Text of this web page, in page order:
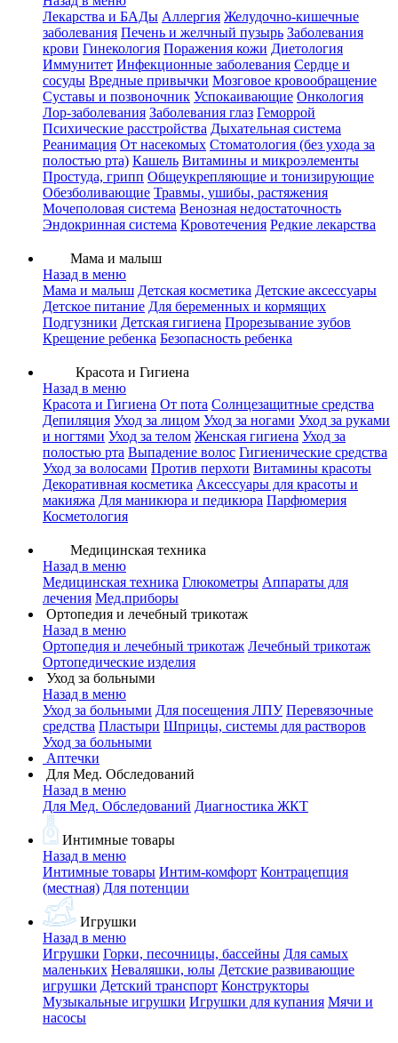
Лекарства и БАДы Аллергия Желудочно-кишечные
заболевания Печень и желчный пузырь Заболевания
крови Гинекология Поражения кожи Диетология
Иммунитет Инфекционные заболевания Сердце и
сосуды Вредные привычки Мозговое кровообращение
Суставы и позвоночник Успокаивающие Онкология
Лор-заболевания Заболевания глаз Геморрой
Психические расстройства Дыхательная система
Реанимация От насекомых Стоматология (без ухода за
полостью рта) Кашель Витамины и микроэлементы
Простуда, грипп Общеукрепляющие и тонизирующие
Обезболивающие Травмы, ушибы, растяжения
Мочеполовая система Венозная недостаточность
Эндокринная система Кровотечения Редкие лекарства
Мама и малыш
Назад в меню
Мама и малыш Детская косметика Детские аксессуары
Детское питание Для беременных и кормящих
Подгузники Детская гигиена Прорезывание зубов
Крещение ребенка Безопасность ребенка
Красота и Гигиена
Назад в меню
Красота и Гигиена От пота Солнцезащитные средства
Депиляция Уход за лицом Уход за ногами Уход за руками
и ногтями Уход за телом Женская гигиена Уход за
полостью рта Выпадение волос Гигиенические средства
Уход за волосами Против перхоти Витамины красоты
Декоративная косметика Аксессуары для красоты и
макияжа Для маникюра и педикюра Парфюмерия
Косметология
Медицинская техника
Назад в меню
Медицинская техника Глюкометры Аппараты для
лечения Мед.приборы
Ортопедия и лечебный трикотаж
Назад в меню
Ортопедия и лечебный трикотаж Лечебный трикотаж
Ортопедические изделия
Уход за больными
Назад в меню
Уход за больными Для посещения ЛПУ Перевязочные
средства Пластыри Шприцы, системы для растворов
Уход за больными
Аптечки
Для Мед. Обследований
Назад в меню
Для Мед. Обследований Диагностика ЖКТ
Интимные товары
Назад в меню
Интимные товары Интим-комфорт Контрацепция
(местная) Для потенции
Игрушки
Назад в меню
Игрушки Горки, песочницы, бассейны Для самых
маленьких Неваляшки, юлы Детские развивающие
игрушки Детский транспорт Конструкторы
Музыкальные игрушки Игрушки для купания Мячи и
насосы